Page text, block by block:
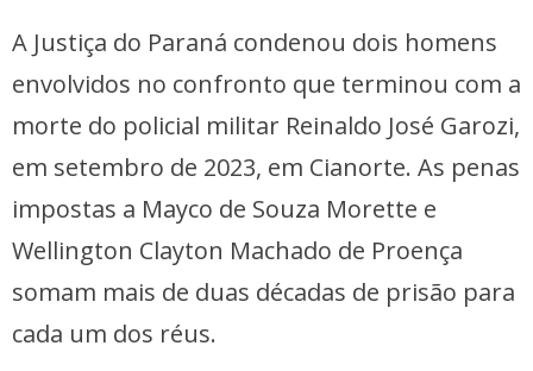
A Justiça do Paraná condenou dois homens
envolvidos no confronto que terminou com a
morte do policial militar Reinaldo José Garozi,
em setembro de 2023, em Cianorte. As penas
impostas a Mayco de Souza Morette e
Wellington Clayton Machado de Proença
somam mais de duas décadas de prisão para
cada um dos réus.